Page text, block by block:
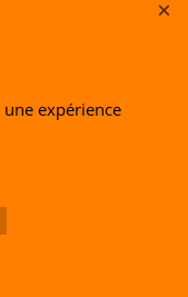
expérience